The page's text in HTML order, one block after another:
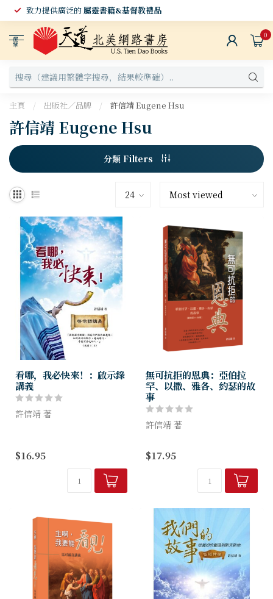
致力提供廣泛的屬靈書籍&基督教禮品
選
單
0
主頁 / 出版社／品牌 / 許信靖 Eugene Hsu
許信靖 Eugene Hsu
分類 Filters
看哪，我必快來！：啟示錄
講義
許信靖 著
未得贖的世界裡，耐心等候主
來的日子，不要理會那些好譏
誚的人說：［主要降臨的應許
$16.95
無可抗拒的恩典：亞伯拉
罕、以撒、雅各、約瑟的故
事
許信靖 著
史知識，也不是要滿足屬靈上
的願望（如猶太人盼望有永
生，約5:39），而是要認識那
位救我們脫離罪與死亡的救
$17.95